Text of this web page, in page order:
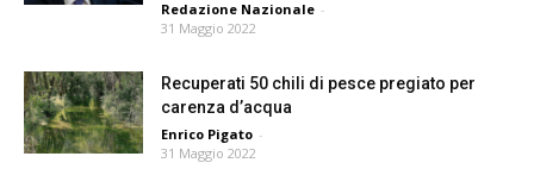
Redazione Nazionale -
31 Maggio 2022
Recuperati 50 chili di pesce pregiato per
carenza d’acqua
Enrico Pigato -
31 Maggio 2022